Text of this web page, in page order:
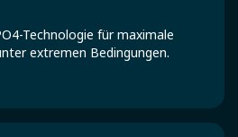
Technologie für maximale
extremen Bedingungen.